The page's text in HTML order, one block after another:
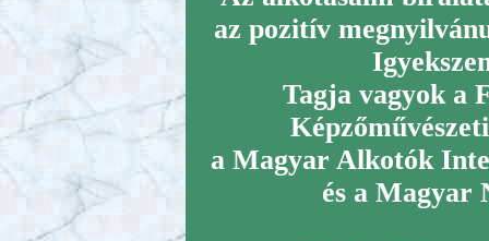
az pozitív
Tagja vagyok a
a Magyar Alkotók
és a Magyar